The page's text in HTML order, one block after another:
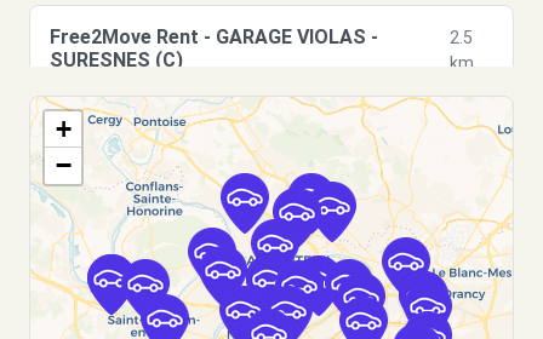
Free2Move Rent - GARAGE VIOLAS -
SURESNES (C)
2.5
km
13 RUE DE ST-CLOUD
SURESNES, 92150
Voir l'agence
Free2Move Rent - GARAGE PATRICK THEUX
- NANTERRE (C)
4.7
km
119 RUE DES SUISSES
+
−